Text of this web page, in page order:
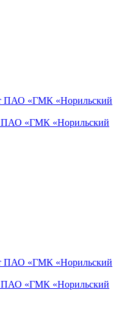
ПАО «ГМК «Норильский
ПАО «ГМК «Норильский
ПАО «ГМК «Норильский
ПАО «ГМК «Норильский